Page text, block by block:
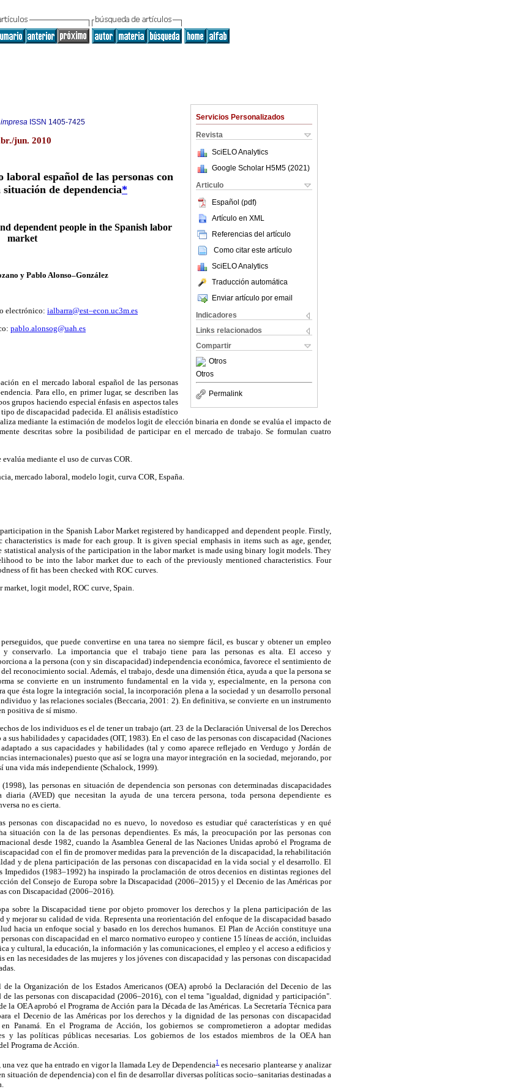
Servicios Personalizados
Revista
SciELO Analytics
Google Scholar H5M5 (2021 )
Articulo
Español (pdf)
Artículo en XML
Referencias del artículo
Como citar este artículo
SciELO Analytics
Traducción automática
Enviar artículo por email
Indicadores
Links relacionados
Compartir
Otros
Otros
Permalink
ISSN 1405-7425
jun. 2010
español de las personas con
de dependencia*
dependent people in the Spanish labor
market
y Pablo Alonso–González
electrónico: ialbarra@est–econ.uc3m.es
pablo.alonsog@uah.es
en el mercado laboral español de las personas
Para ello, en primer lugar, se describen las
grupos haciendo especial énfasis en aspectos tales
de discapacidad padecida. El análisis estadístico
mediante la estimación de modelos logit de elección binaria en donde se evalúa el impacto de
descritas sobre la posibilidad de participar en el mercado de trabajo. Se formulan cuatro
mediante el uso de curvas COR.
mercado laboral, modelo logit, curva COR, España.
in the Spanish Labor Market registered by handicapped and dependent people. Firstly,
is made for each group. It is given special emphasis in items such as age, gender,
analysis of the participation in the labor market is made using binary logit models. They
to be into the labor market due to each of the previously mentioned characteristics. Four
of fit has been checked with ROC curves.
market, logit model, ROC curve, Spain.
que puede convertirse en una tarea no siempre fácil, es buscar y obtener un empleo
y conservarlo. La importancia que el trabajo tiene para las personas es alta. El acceso y
a la persona (con y sin discapacidad) independencia económica, favorece el sentimiento de
reconocimiento social. Además, el trabajo, desde una dimensión ética, ayuda a que la persona se
se convierte en un instrumento fundamental en la vida y, especialmente, en la persona con
que ésta logre la integración social, la incorporación plena a la sociedad y un desarrollo personal
y las relaciones sociales (Beccaria, 2001: 2). En definitiva, se convierte en un instrumento
positiva de sí mismo.
de los individuos es el de tener un trabajo (art. 23 de la Declaración Universal de los Derechos
sus habilidades y capacidades (OIT, 1983). En el caso de las personas con discapacidad (Naciones
a sus capacidades y habilidades (tal y como aparece reflejado en Verdugo y Jordán de
internacionales) puesto que así se logra una mayor integración en la sociedad, mejorando, por
una vida más independiente (Schalock, 1999).
las personas en situación de dependencia son personas con determinadas discapacidades
(AVED) que necesitan la ayuda de una tercera persona, toda persona dependiente es
no es cierta.
con discapacidad no es nuevo, lo novedoso es estudiar qué características y en qué
situación con la de las personas dependientes. Es más, la preocupación por las personas con
desde 1982, cuando la Asamblea General de las Naciones Unidas aprobó el Programa de
con el fin de promover medidas para la prevención de la discapacidad, la rehabilitación
y de plena participación de las personas con discapacidad en la vida social y el desarrollo. El
Impedidos (1983–1992) ha inspirado la proclamación de otros decenios en distintas regiones del
del Consejo de Europa sobre la Discapacidad (2006–2015) y el Decenio de las Américas por
con Discapacidad (2006–2016).
sobre la Discapacidad tiene por objeto promover los derechos y la plena participación de las
y mejorar su calidad de vida. Representa una reorientación del enfoque de la discapacidad basado
hacia un enfoque social y basado en los derechos humanos. El Plan de Acción constituye una
con discapacidad en el marco normativo europeo y contiene 15 líneas de acción, incluidas
y cultural, la educación, la información y las comunicaciones, el empleo y el acceso a edificios y
en las necesidades de las mujeres y los jóvenes con discapacidad y las personas con discapacidad
la Organización de los Estados Americanos (OEA) aprobó la Declaración del Decenio de las
las personas con discapacidad (2006–2016), con el tema "igualdad, dignidad y participación".
la OEA aprobó el Programa de Acción para la Década de las Américas. La Secretaría Técnica para
el Decenio de las Américas por los derechos y la dignidad de las personas con discapacidad
Panamá. En el Programa de Acción, los gobiernos se comprometieron a adoptar medidas
y las políticas públicas necesarias. Los gobiernos de los estados miembros de la OEA han
Programa de Acción.
una vez que ha entrado en vigor la llamada Ley de Dependencia1es necesario plantearse y analizar
situación de dependencia) con el fin de desarrollar diversas políticas socio–sanitarias destinadas a